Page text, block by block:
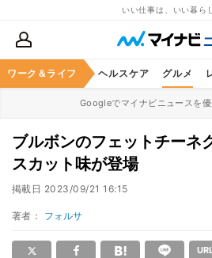
いい仕事は、いい暮ら
ワーク＆ライフ
マネー 暮らし ヘルスケア グルメ
Googleでマイナビニュースを
ブルボンのフェットチーネ
スカット味が登場
掲載日 2023/09/21 16:15
著者： フォルサ